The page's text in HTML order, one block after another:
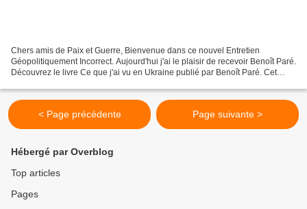
Chers amis de Paix et Guerre, Bienvenue dans ce nouvel Entretien
Géopolitiquement Incorrect. Aujourd'hui j'ai le plaisir de recevoir Benoît Paré.
Découvrez le livre Ce que j'ai vu en Ukraine publié par Benoît Paré. Cet
< Page précédente Page suivante >
Hébergé par Overblog
Top articles
Pages